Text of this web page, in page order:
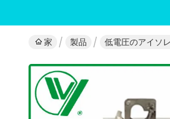
家 製品 低電圧のアイソ